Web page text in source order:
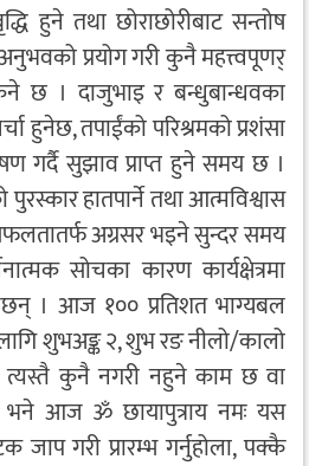
हुने तथा छोराछोरीबाट सन्तोष
प्रयोग गरी कुनै महत्त्वपूणर्
छ । दाजुभाइ र बन्धुबान्धवका
हुनेछ, तपाईंको परिश्रमको प्रशंसा
गर्दै सुझाव प्राप्त हुने समय छ ।
हातपार्ने तथा आत्मविश्वास
अग्रसर भइने सुन्दर समय
सोचका कारण कार्यक्षेत्रमा
। आज १०० प्रतिशत भाग्यबल
शुभअङ्क २, शुभ रङ नीलो/कालो
त्यस्तै कुनै नगरी नहुने काम छ वा
भने आज ॐ छायापुत्राय नमः यस
जाप गरी प्रारम्भ गर्नुहोला, पक्कै